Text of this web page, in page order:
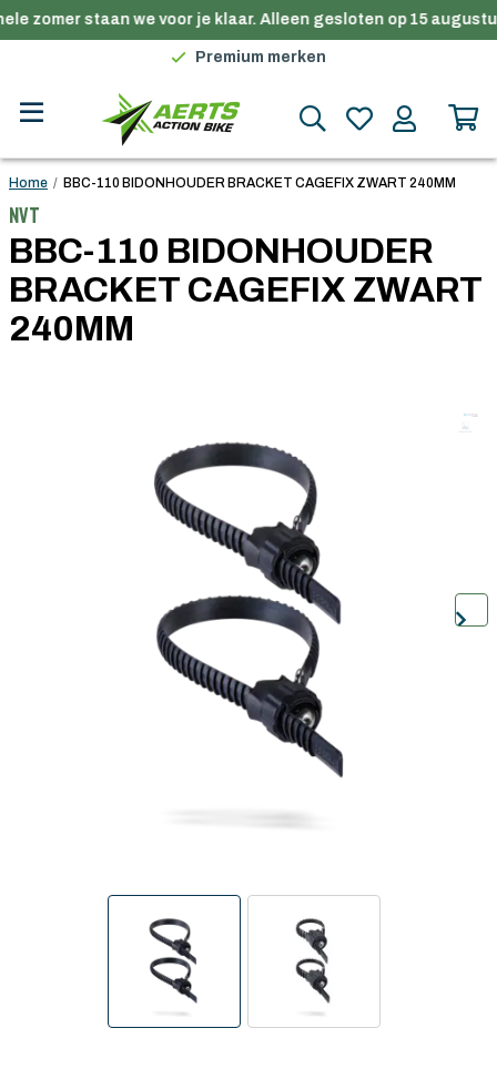
zomer staan we voor je klaar. Alleen gesloten op 15
Gratis verzending in België vanaf €100
Premium merken
Gratis verzending in België vanaf €100
Home / BBC-110 BIDONHOUDER BRACKET CAGEFIX ZWART 240MM
NVT
BBC-110 BIDONHOUDER
BRACKET CAGEFIX ZWART
240MM